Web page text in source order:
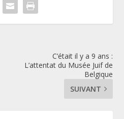
C’était il y a 9 ans :
L’attentat du Musée Juif de
Belgique
SUIVANT